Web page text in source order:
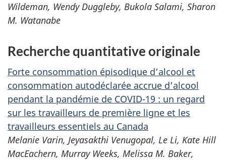
Wildeman, Wendy Duggleby, Bukola Salami, Sharon
M. Watanabe
Recherche quantitative originale
Forte consommation épisodique d’alcool et
consommation autodéclarée accrue d’alcool
pendant la pandémie de COVID-19 : un regard
sur les travailleurs de première ligne et les
travailleurs essentiels au Canada
Melanie Varin, Jeyasakthi Venugopal, Le Li, Kate Hill
MacEachern, Murray Weeks, Melissa M. Baker,